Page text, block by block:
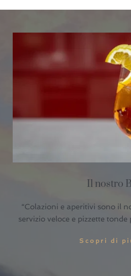
Il nostro
“Colazioni e aperitivi sono il
servizio veloce e pizzette
Scopri di